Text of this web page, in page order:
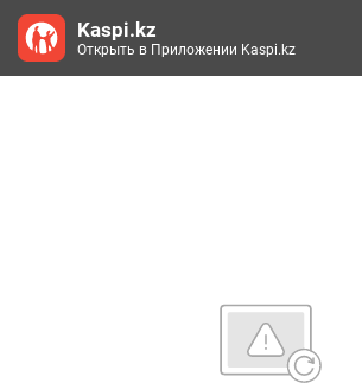
Kaspi.kz
Открыть в Приложении Kaspi.kz